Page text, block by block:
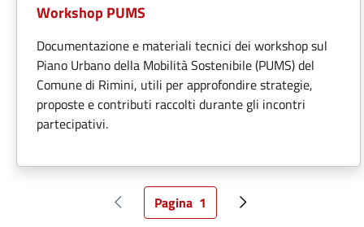
Workshop PUMS
Documentazione e materiali tecnici dei workshop sul
Piano Urbano della Mobilità Sostenibile (PUMS) del
Comune di Rimini, utili per approfondire strategie,
proposte e contributi raccolti durante gli incontri
partecipativi.
Pagina precedente
Pagina attuale
Pagina 1 Pagina successiva